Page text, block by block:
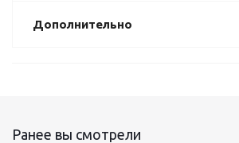
Дополнительно
Ранее вы смотрели